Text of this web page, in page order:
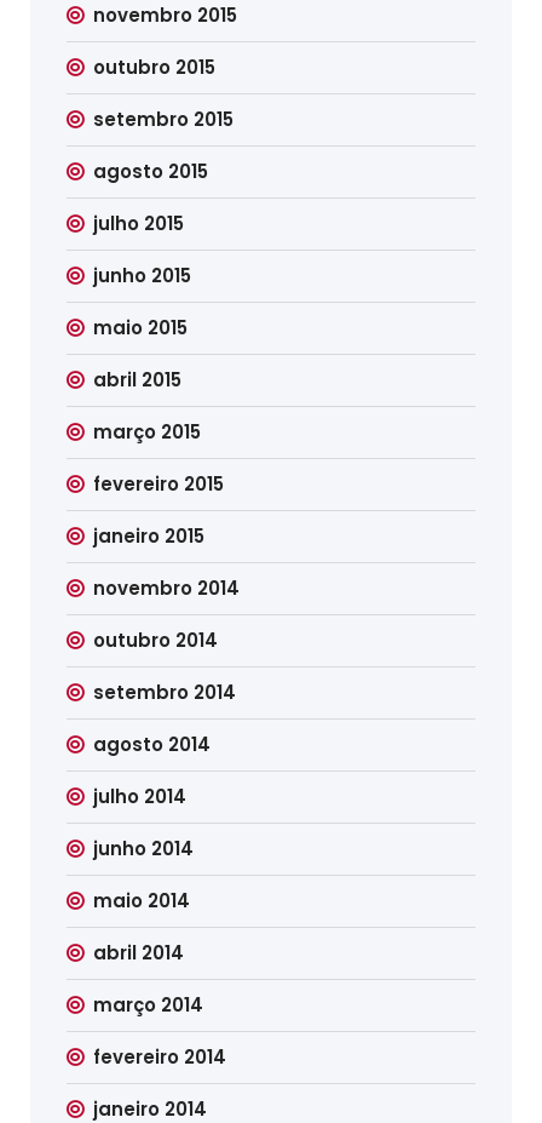
novembro 2015
outubro 2015
setembro 2015
agosto 2015
julho 2015
junho 2015
maio 2015
abril 2015
março 2015
fevereiro 2015
janeiro 2015
novembro 2014
outubro 2014
setembro 2014
agosto 2014
julho 2014
junho 2014
maio 2014
abril 2014
março 2014
fevereiro 2014
janeiro 2014